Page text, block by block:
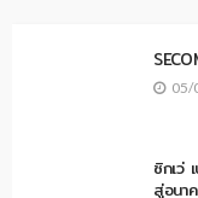
05/
ซิกเว่
สู่อนา